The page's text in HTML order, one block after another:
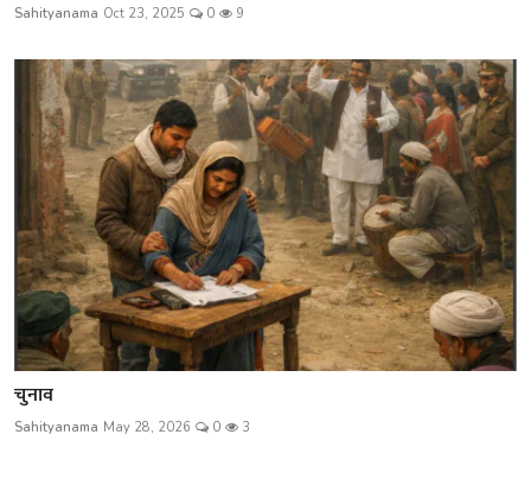
Sahityanama Oct 23, 2025 0 9
चुनाव
Sahityanama May 28, 2026 0 3